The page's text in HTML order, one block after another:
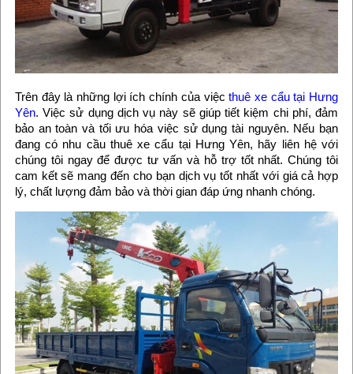
Trên đây là những lợi ích chính của việcthuê xe cẩu tại Hưng
Yên. Việc sử dụng dịch vụ này sẽ giúp tiết kiệm chi phí, đảm
bảo an toàn và tối ưu hóa việc sử dụng tài nguyên. Nếu bạn
đang có nhu cầu thuê xe cẩu tại Hưng Yên, hãy liên hệ với
chúng tôi ngay để được tư vấn và hỗ trợ tốt nhất. Chúng tôi
cam kết sẽ mang đến cho bạn dịch vụ tốt nhất với giá cả hợp
lý, chất lượng đảm bảo và thời gian đáp ứng nhanh chóng.